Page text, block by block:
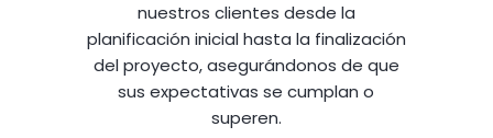
nuestros clientes desde la
planificación inicial hasta la finalización
del proyecto, asegurándonos de que
sus expectativas se cumplan o
superen.